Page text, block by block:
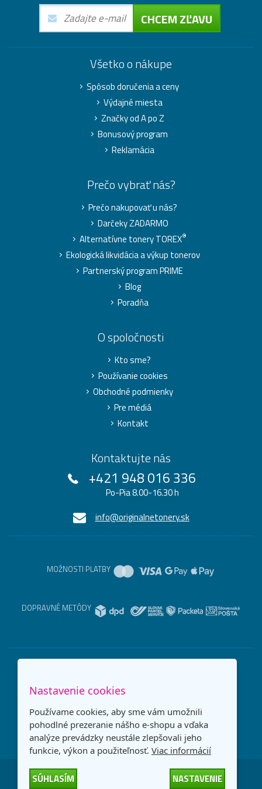
CHCEM ZĽAVU
Všetko o nákupe
Spôsob doručenia a ceny
Výdajné miesta
Značky od A po Z
Bonusový program
Reklamácia
Prečo vybrať nás?
Prečo nakupovať u nás?
Darčeky ZADARMO
Alternatívne tonery TOREX®
Ekologická likvidácia a výkup tonerov
Partnerský program PRIME
Blog
Poradňa
O spoločnosti
Kto sme?
Používanie cookies
Obchodné podmienky
Pre médiá
Kontakt
Kontaktujte nás
+421 948 016 336
Po-Pia 8.00-16.30 h
info@originalnetonery.sk
MOŽNOSTI PLATBY
DOPRAVNÉ METÓDY
Slovensko
Nastavenie cookies
Používame cookies, aby sme vám umožnili
pohodlné prezeranie nášho e-shopu a vďaka
analýze prevádzky neustále zlepšovali jeho
funkcie, výkon a použiteľnosť. Viac informácií
SÚHLASÍM NASTAVENIE